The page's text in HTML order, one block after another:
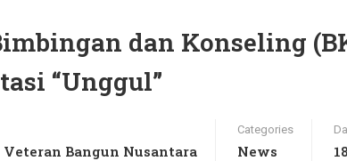
dan Konseling
“Unggul”
Bangun Nusantara
Categories
News